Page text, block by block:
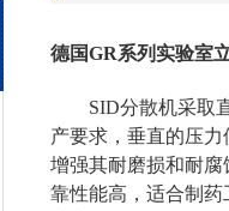
德国GR系列实验室
SID分散机采取
产要求，垂直的压
增强其耐磨损和耐
靠性能高，适合制